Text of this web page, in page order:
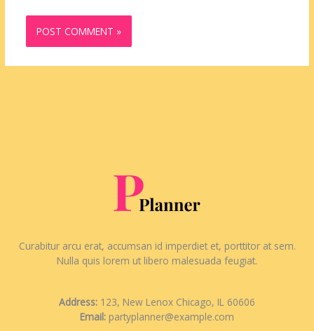
Curabitur arcu erat, accumsan id imperdiet et, porttitor at sem.
Nulla quis lorem ut libero malesuada feugiat.
Address: 123, New Lenox Chicago, IL 60606
Email: partyplanner@example.com